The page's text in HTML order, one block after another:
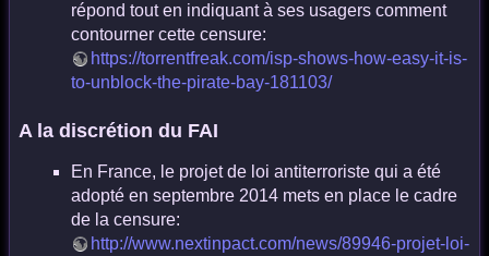
répond tout en indiquant à ses usagers comment
contourner cette censure:
https://torrentfreak.com/isp-shows-how-easy-it-is-
to-unblock-the-pirate-bay-181103/
A la discrétion du FAI
En France, le projet de loi antiterroriste qui a été
adopté en septembre 2014 mets en place le cadre
de la censure:
http://www.nextinpact.com/news/89946-projet-loi-